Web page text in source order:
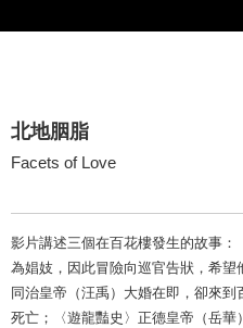
北地胭脂
Facets of Love
影片講述三個在百花樓發生的故事
為娼妓，因此冒險向巡官告狀，希望
同治皇帝（汪禹）大婚在即，卻來
死亡；〈遊龍豔史〉正德皇帝（岳